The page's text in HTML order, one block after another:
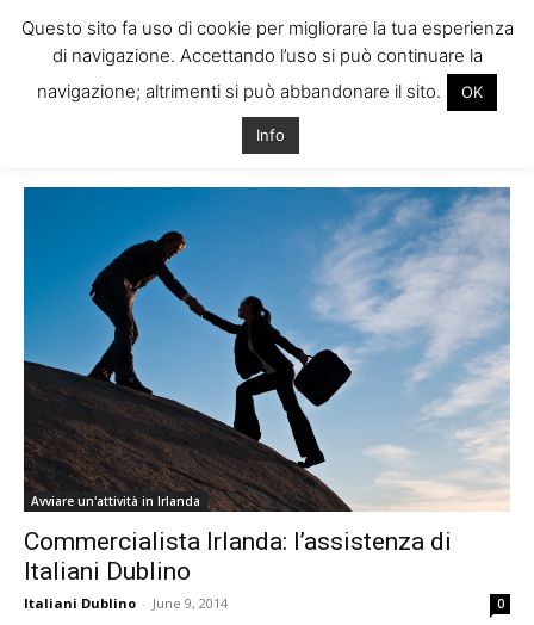
Tag: commercialista dublino
Avviare un'attività in Irlanda
Commercialista Irlanda: l’assistenza di
Italiani Dublino
Italiani Dublino - June 9, 2014 0
Questo sito fa uso di cookie per migliorare la tua esperienza
di navigazione. Accettando l’uso si può continuare la
navigazione; altrimenti si può abbandonare il sito.
OK
Info